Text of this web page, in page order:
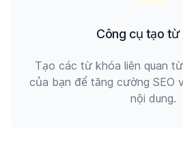
Công cụ tạo từ
Tạo các từ khóa liên quan
của bạn để tăng cường SEO
nội dung.